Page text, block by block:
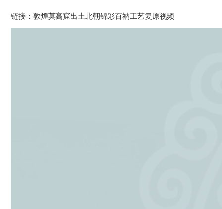
链接：敦煌莫高窟出土北朝锦彩百衲工艺复原视频